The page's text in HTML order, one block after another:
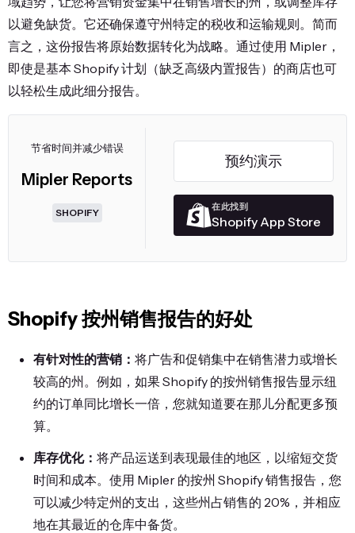
以避免缺货。它还确保遵守州特定的税收和运输规则。简而
言之，这份报告将原始数据转化为战略。通过使用 Mipler，
即使是基本 Shopify 计划（缺乏高级内置报告）的商店也可
以轻松生成此细分报告。
节省时间并减少错误
Mipler Reports
SHOPIFY
预约演示
在此找到
Shopify App Store
Shopify 按州销售报告的好处
有针对性的营销： 将广告和促销集中在销售潜力或增长
较高的州。例如，如果 Shopify 的按州销售报告显示纽
约的订单同比增长一倍，您就知道要在那儿分配更多预
算。
库存优化： 将产品运送到表现最佳的地区，以缩短交货
时间和成本。使用 Mipler 的按州 Shopify 销售报告，您
可以减少特定州的支出，这些州占销售的 20%，并相应
地在其最近的仓库中备货。